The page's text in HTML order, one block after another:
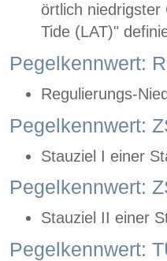
örtlich
Tide (LAT)"
Pegelkennwert:
Regulierungs-
Pegelkennwert:
Stauziel I einer
Pegelkennwert:
Stauziel II einer
Pegelkennwert: